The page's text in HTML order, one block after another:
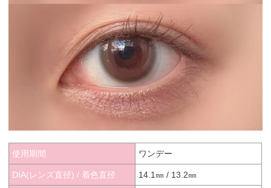
使用期間 ワンデー
DIA(レンズ直径) / 着色直径 14.1㎜ / 13.2㎜